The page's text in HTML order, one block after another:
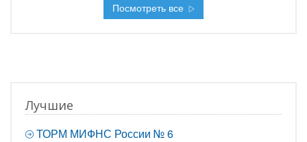
Посмотреть все
Лучшие
ТОРМ МИФНС России № 6